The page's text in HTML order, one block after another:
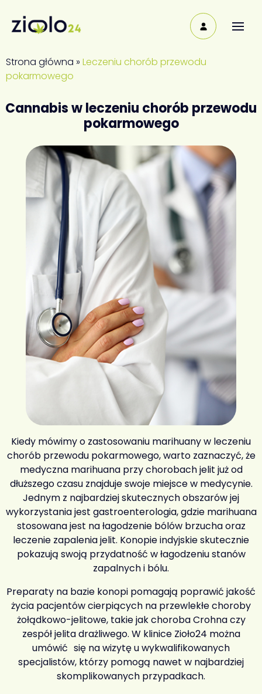
Strona główna » Leczeniu chorób przewodu
pokarmowego
Cannabis w leczeniu chorób przewodu
pokarmowego
Kiedy mówimy o zastosowaniu marihuany w leczeniu
chorób przewodu pokarmowego, warto zaznaczyć, że
medyczna marihuana przy chorobach jelit już od
dłuższego czasu znajduje swoje miejsce w medycynie.
Jednym z najbardziej skutecznych obszarów jej
wykorzystania jest gastroenterologia, gdzie marihuana
stosowana jest na łagodzenie bólów brzucha oraz
leczenie zapalenia jelit. Konopie indyjskie skutecznie
pokazują swoją przydatność w łagodzeniu stanów
zapalnych i bólu.
Preparaty na bazie konopi pomagają poprawić jakość
życia pacjentów cierpiących na przewlekłe choroby
żołądkowo-jelitowe, takie jak choroba Crohna czy
zespół jelita drażliwego. W klinice Zioło24 można
umówić się na wizytę u wykwalifikowanych
specjalistów, którzy pomogą nawet w najbardziej
skomplikowanych przypadkach.